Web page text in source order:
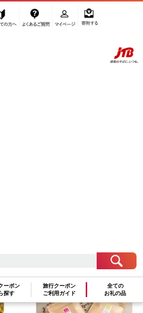
ぽ JTBのふるさと納税サイト
ーポン
探す
旅行クーポン
ご利用ガイド
全ての
お礼の品